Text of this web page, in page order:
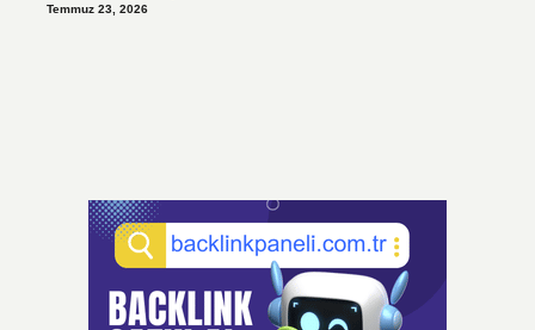
Temmuz 23, 2026